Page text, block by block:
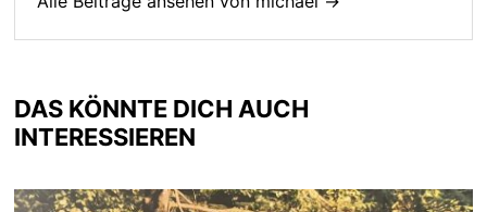
DAS KÖNNTE DICH AUCH
INTERESSIEREN